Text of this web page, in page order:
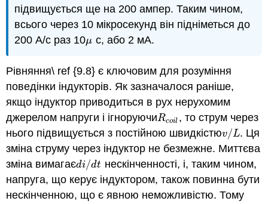
підвищується ще на 200 ампер. Таким чином,
всього через 10 мікросекунд він підніметься до
200 А/с раз 10μ
μ с, або 2 мА.
Рівняння\ ref {9.8} є ключовим для розуміння
поведінки індукторів. Як зазначалося раніше,
якщо індуктор приводиться в рух нерухомим
джерелом напруги і ігноруючиRcoil
Rcoil, то струм через
нього підвищується з постійною швидкістюv/L
v/L . Ця
зміна струму через індуктор не безмежне. Миттєва
зміна вимагаєdi/dt
di/dt
нескінченності, і, таким чином,
напруга, що керує індуктором, також повинна бути
нескінченною, що є явною неможливістю. Тому